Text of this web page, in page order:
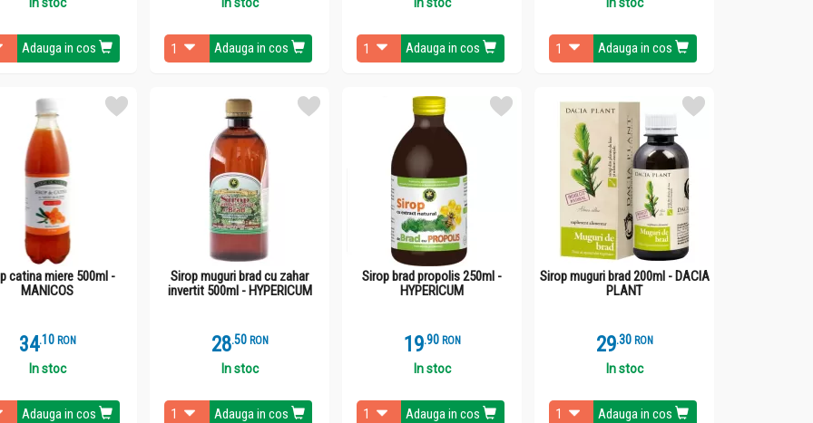
Adauga in cos Adauga in cos Adauga in cos Adauga in cos
catina miere 500ml -
MANICOS
34.1 RON
In stoc
Adauga in cos
Sirop muguri brad cu zahar
invertit 500ml - HYPERICUM
28.5 RON
In stoc
Adauga in cos
Sirop brad propolis 250ml -
HYPERICUM
19.9 RON
In stoc
Adauga in cos
Sirop muguri brad 200ml - DACIA
PLANT
29.3 RON
In stoc
Adauga in cos